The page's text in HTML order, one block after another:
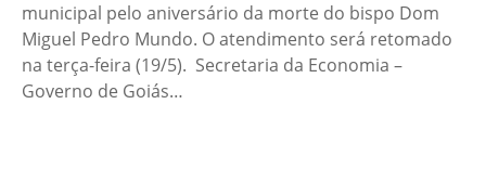
municipal pelo aniversário da morte do bispo Dom
Miguel Pedro Mundo. O atendimento será retomado
na terça-feira (19/5). Secretaria da Economia –
Governo de Goiás…